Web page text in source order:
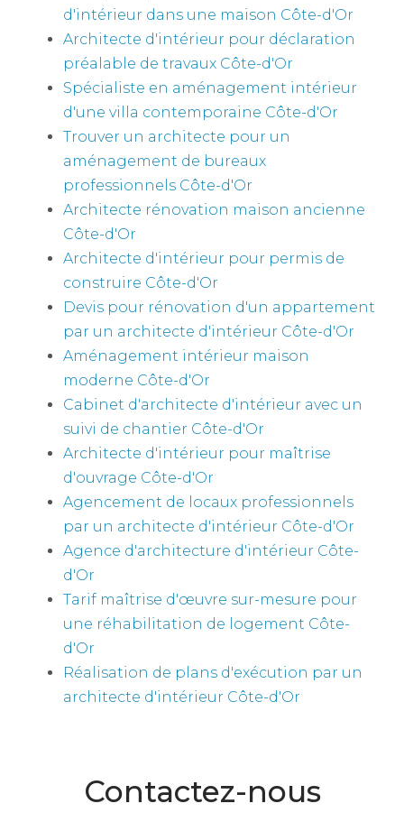
d'intérieur dans une maison Côte-d'Or
Architecte d'intérieur pour déclaration
préalable de travaux Côte-d'Or
Spécialiste en aménagement intérieur
d'une villa contemporaine Côte-d'Or
Trouver un architecte pour un
aménagement de bureaux
professionnels Côte-d'Or
Architecte rénovation maison ancienne
Côte-d'Or
Architecte d'intérieur pour permis de
construire Côte-d'Or
Devis pour rénovation d'un appartement
par un architecte d'intérieur Côte-d'Or
Aménagement intérieur maison
moderne Côte-d'Or
Cabinet d'architecte d'intérieur avec un
suivi de chantier Côte-d'Or
Architecte d'intérieur pour maîtrise
d'ouvrage Côte-d'Or
Agencement de locaux professionnels
par un architecte d'intérieur Côte-d'Or
Agence d'architecture d'intérieur Côte-
d'Or
Tarif maîtrise d'œuvre sur-mesure pour
une réhabilitation de logement Côte-
d'Or
Réalisation de plans d'exécution par un
architecte d'intérieur Côte-d'Or
Contactez-nous